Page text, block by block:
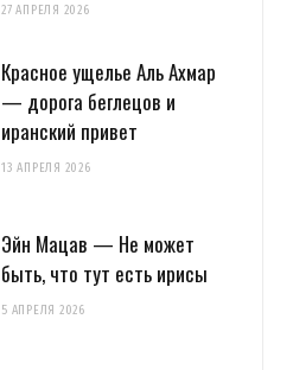
27 АПРЕЛЯ 2026
Красное ущелье Аль Ахмар
— дорога беглецов и
иранский привет
13 АПРЕЛЯ 2026
Эйн Мацав — Не может
быть, что тут есть ирисы
5 АПРЕЛЯ 2026